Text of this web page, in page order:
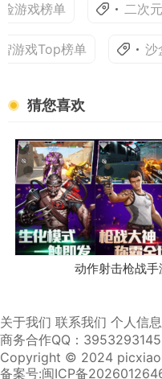
戏榜单 二次元
戏Top榜单 沙
猜您喜欢
动作射击枪战手
关于我们 联系我们 个人信
商务合作QQ：3953293145
Copyright © 2024
备案号:闽ICP备